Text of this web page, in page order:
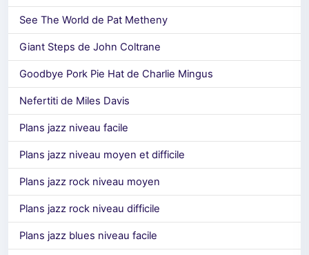
See The World de Pat Metheny
Giant Steps de John Coltrane
Goodbye Pork Pie Hat de Charlie Mingus
Nefertiti de Miles Davis
Plans jazz niveau facile
Plans jazz niveau moyen et difficile
Plans jazz rock niveau moyen
Plans jazz rock niveau difficile
Plans jazz blues niveau facile